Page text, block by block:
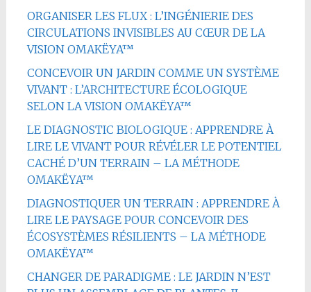
ORGANISER LES FLUX : L’INGÉNIERIE DES
CIRCULATIONS INVISIBLES AU CŒUR DE LA
VISION OMAKËYA™
CONCEVOIR UN JARDIN COMME UN SYSTÈME
VIVANT : L’ARCHITECTURE ÉCOLOGIQUE
SELON LA VISION OMAKËYA™
LE DIAGNOSTIC BIOLOGIQUE : APPRENDRE À
LIRE LE VIVANT POUR RÉVÉLER LE POTENTIEL
CACHÉ D’UN TERRAIN – LA MÉTHODE
OMAKËYA™
DIAGNOSTIQUER UN TERRAIN : APPRENDRE À
LIRE LE PAYSAGE POUR CONCEVOIR DES
ÉCOSYSTÈMES RÉSILIENTS – LA MÉTHODE
OMAKËYA™
CHANGER DE PARADIGME : LE JARDIN N’EST